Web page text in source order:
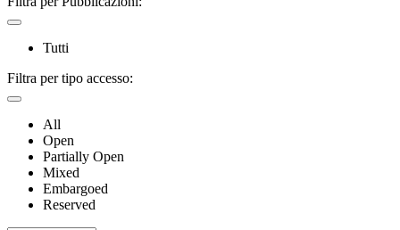
Tutti
Filtra per tipo accesso:
All
Open
Partially Open
Mixed
Embargoed
Reserved